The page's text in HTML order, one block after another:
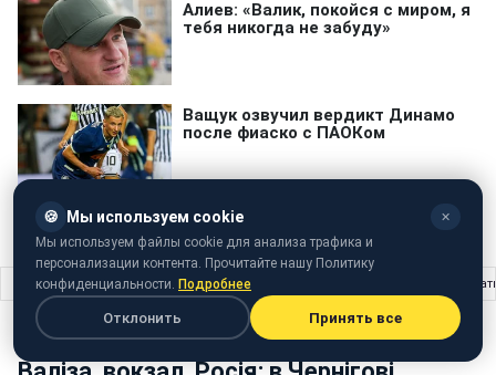
Главная › Шоу бизнес › Валіза, вокзал, Росія: в Чернігові спробували
ШОУ БИЗНЕС 09 ноября 2016 · 21:40
🍪 Мы используем cookie ✕
Мы используем файлы cookie для анализа трафика и
персонализации контента. Прочитайте нашу Политику
конфиденциальности. Подробнее
Отклонить Принять все